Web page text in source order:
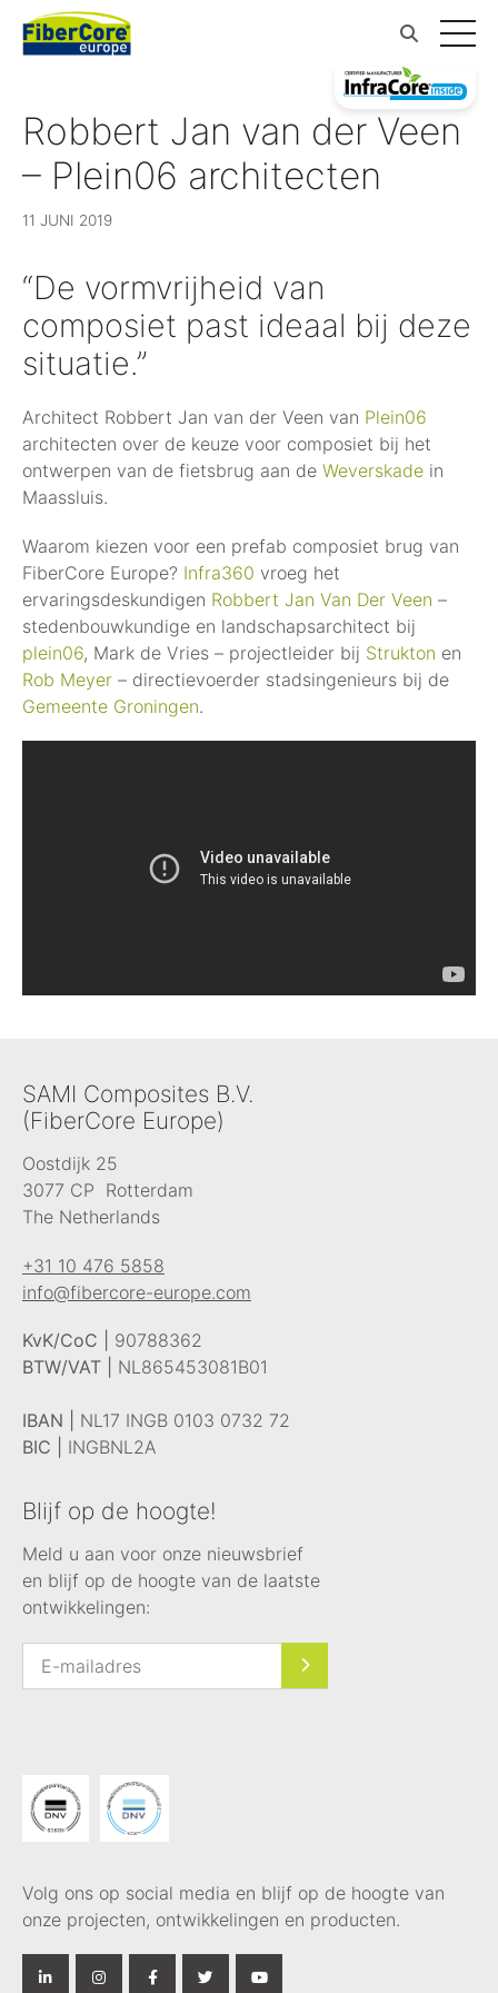
Robbert Jan van der Veen
– Plein06 architecten
11 JUNI 2019
“De vormvrijheid van
composiet past ideaal bij deze
situatie.”
Architect Robbert Jan van der Veen van Plein06
architecten over de keuze voor composiet bij het
ontwerpen van de fietsbrug aan de Weverskade in
Maassluis.
Waarom kiezen voor een prefab composiet brug van
FiberCore Europe? Infra360 vroeg het
ervaringsdeskundigen Robbert Jan Van Der Veen –
stedenbouwkundige en landschapsarchitect bij
plein06, Mark de Vries – projectleider bij Strukton en
Rob Meyer – directievoerder stadsingenieurs bij de
Gemeente Groningen.
SAMI Composites B.V.
(FiberCore Europe)
Oostdijk 25
3077 CP Rotterdam
The Netherlands
+31 10 476 5858
info@fibercore-europe.com
KvK/CoC | 90788362
BTW/VAT | NL865453081B01
IBAN | NL17 INGB 0103 0732 72
BIC | INGBNL2A
Blijf op de hoogte!
Meld u aan voor onze nieuwsbrief
en blijf op de hoogte van de laatste
ontwikkelingen:
Volg ons op social media en blijf op de hoogte van
onze projecten, ontwikkelingen en producten.